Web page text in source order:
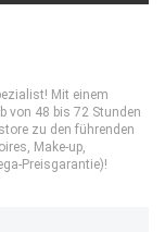
Mit einem
von 48 bis 72 Stunden
zu den führenden
Make-up,
Preisgarantie)!